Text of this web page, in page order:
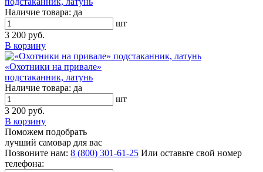
Наличие товара: да
шт
3 200 руб.
В корзину
«Охотники на привале»
подстаканник, латунь
Наличие товара: да
шт
3 200 руб.
В корзину
Поможем подобрать
лучший самовар для вас
Позвоните нам: 8 (800) 301-61-25 Или оставьте свой номер
телефона: